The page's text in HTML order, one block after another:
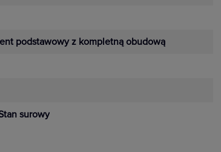
podstawowy z kompletną obudową
surowy